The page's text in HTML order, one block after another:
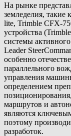
На рынке
земледелия, такие
lite, Trimble CFX-
устройства
системы
Leader
особенно
параллельного
управления
определением
маршрутов и
являются
поэтому
разработок.